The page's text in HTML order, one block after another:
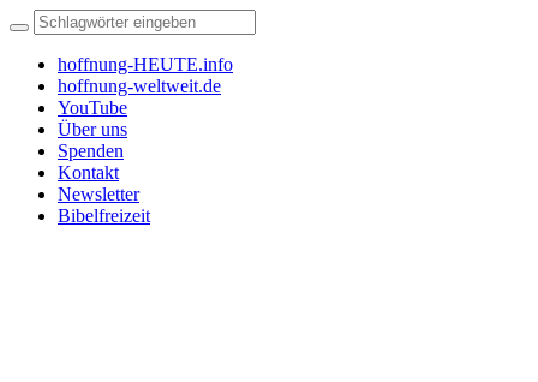
hoffnung-HEUTE.info
hoffnung-weltweit.de
YouTube
Über uns
Spenden
Kontakt
Newsletter
Bibelfreizeit